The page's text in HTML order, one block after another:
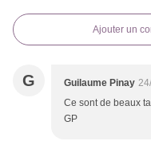
Ajouter un
G Guilaume Pinay
Ce sont de beaux
GP